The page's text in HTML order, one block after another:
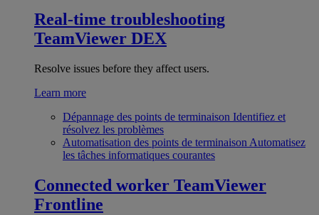
Real-time troubleshooting
TeamViewer DEX
Resolve issues before they affect users.
Learn more
Dépannage des points de terminaison Identifiez et
résolvez les problèmes
Automatisation des points de terminaison Automatisez
les tâches informatiques courantes
Connected worker TeamViewer
Frontline